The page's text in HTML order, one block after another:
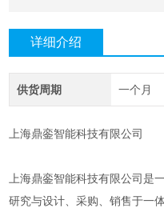
详细介绍
供货周期 一个月
上海鼎銮智能科技有限公司
上海鼎銮智能科技有限公司是
研究与设计、采购、销售于一